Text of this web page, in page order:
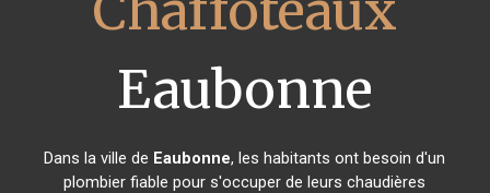
Eaubonne
Dans la ville de Eaubonne, les habitants ont besoin d'un
plombier fiable pour s'occuper de leurs chaudières